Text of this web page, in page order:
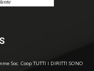
Soc. Coop TUTTI I DIRITTI SONO